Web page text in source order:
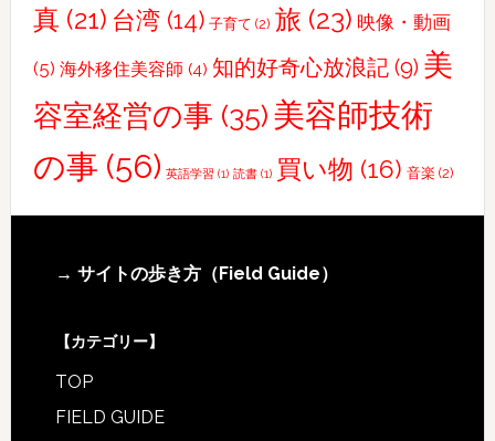
泉〜
人
合
流・
夜
真 (21) 台湾(14) 子育て (2) 旅 (23) 映像・動画
(5) 海外移住美容師 (4) 知的好奇心放浪記(9) 美
容室経営の事 (35)美容師技術
の事 (56) 英語学習 (1) 読書(1) 買い物 (16) 音楽(2)
Footer
→ サイトの歩き方（Field Guide）
【カテゴリー】
TOP
FIELD GUIDE